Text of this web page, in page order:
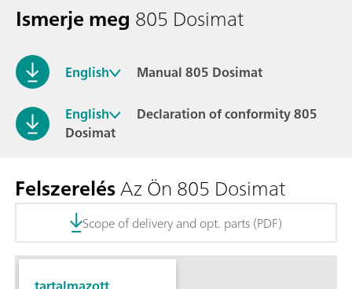
Ismerje meg 805 Dosimat
English
Manual 805 Dosimat
English
Declaration of conformity 805
Dosimat
FelszerelésAz Ön 805 Dosimat
Scope of delivery and opt. parts (PDF)